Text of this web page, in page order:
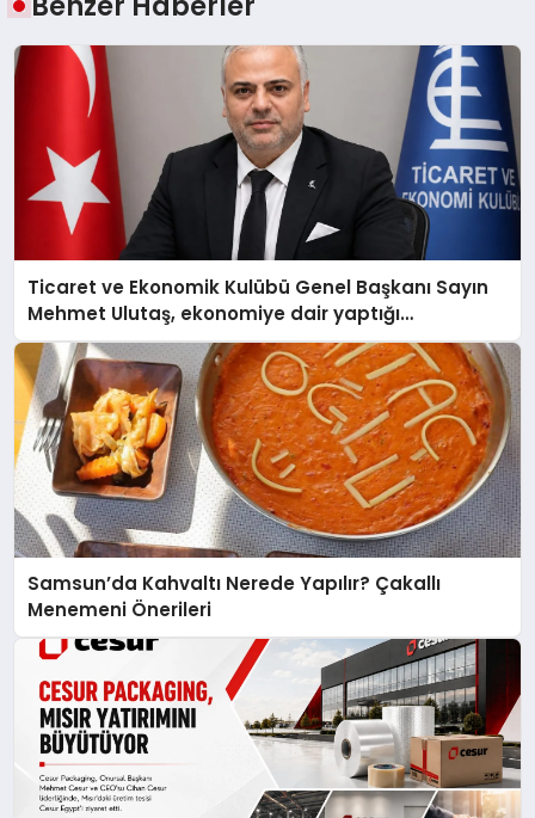
Ticaret ve Ekonomik Kulübü Genel Başkanı Sayın
Mehmet Ulutaş, ekonomiye dair yaptığı
açıklamada şunları kaydetti:
Samsun’da Kahvaltı Nerede Yapılır? Çakallı
Menemeni Önerileri